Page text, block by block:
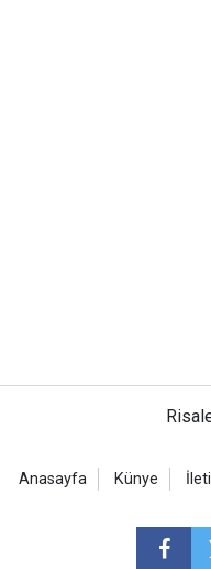
Anasayfa Künye